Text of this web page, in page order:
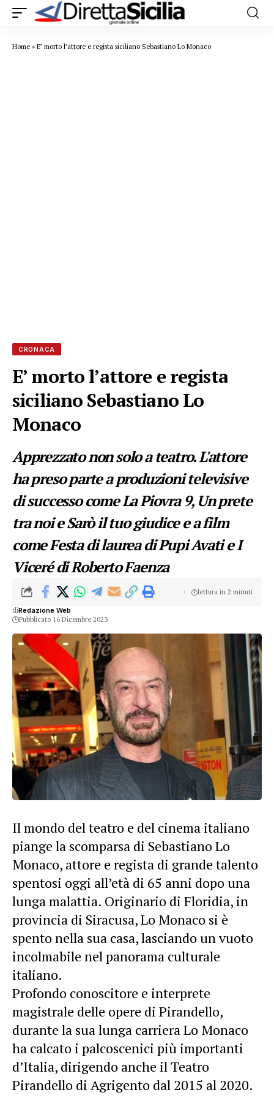
Home » E’ morto l’attore e regista siciliano Sebastiano Lo Monaco
CRONACA
E’ morto l’attore e regista
siciliano Sebastiano Lo
Monaco
Apprezzato non solo a teatro. L'attore
ha preso parte a produzioni televisive
di successo come La Piovra 9, Un prete
tra noi e Sarò il tuo giudice e a film
come Festa di laurea di Pupi Avati e I
Viceré di Roberto Faenza
diRedazione Web
Pubblicato 16 Dicembre 2023
lettura in 2 minuti
Il mondo del teatro e del cinema italiano
piange la scomparsa di Sebastiano Lo
Monaco, attore e regista di grande talento
spentosi oggi all’età di 65 anni dopo una
lunga malattia. Originario di Floridia, in
provincia di Siracusa, Lo Monaco si è
spento nella sua casa, lasciando un vuoto
incolmabile nel panorama culturale
italiano.
Profondo conoscitore e interprete
magistrale delle opere di Pirandello,
durante la sua lunga carriera Lo Monaco
ha calcato i palcoscenici più importanti
d’Italia, dirigendo anche il Teatro
Pirandello di Agrigento dal 2015 al 2020.